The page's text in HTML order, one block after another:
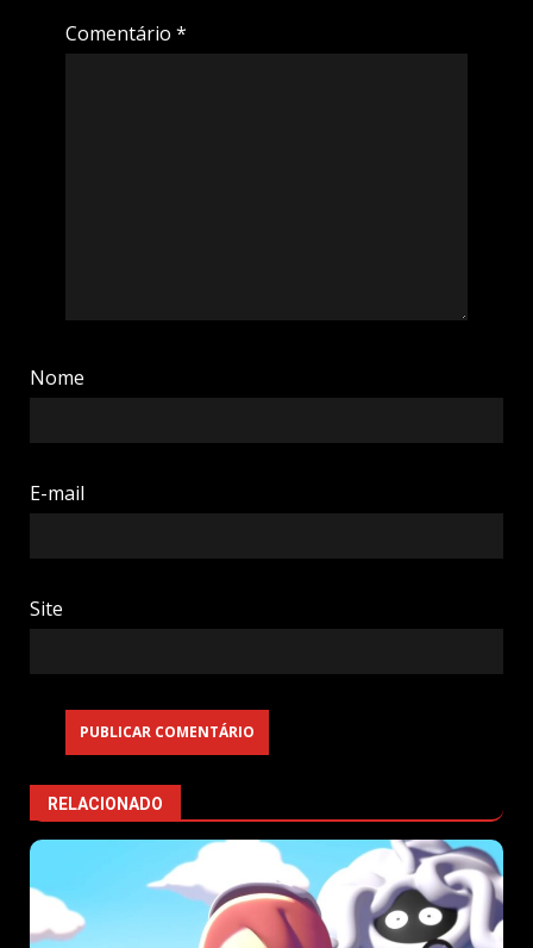
Comentário *
Nome
E-mail
Site
RELACIONADO